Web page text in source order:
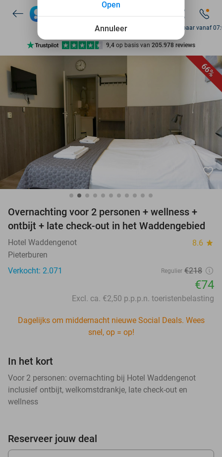
7 dagen per week beschikbaar
10+ miljoen leden
9,4 op basis van 205.978 reviews
7 dagen per week beschikbaar
Bereikbaar vanaf
66%
favorite_border
Overnachting voor 2 personen + wellness +
ontbijt + late check-out in het Waddengebied
Hotel Waddengenot 8.6 star
Pieterburen
Verkocht: 2.071
Regulier €218
€74
Excl. ca. €2,50 p.p.p.n. toeristenbelasting
Dagelijks om middernacht nieuwe Social Deals. Wees
snel, op = op!
In het kort
Voor 2 personen: overnachting bij Hotel Waddengenot
inclusief ontbijt, welkomstdrankje, late check-out en
wellness
Reserveer jouw deal
Annuleer
Open